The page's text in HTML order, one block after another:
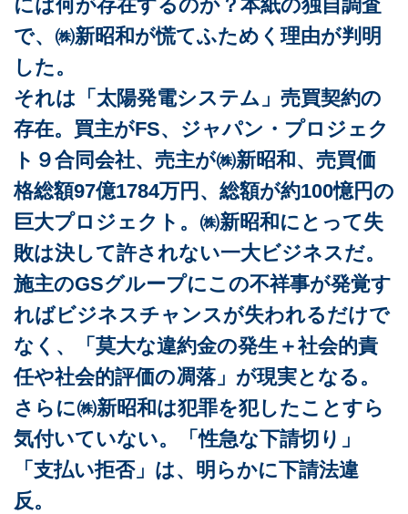
には何が存在するのか？本紙の独自調査
で、㈱新昭和が慌てふためく理由が判明
した。
それは「太陽発電システム」売買契約の
存在。買主がFS、ジャパン・プロジェク
ト９合同会社、売主が㈱新昭和、売買価
格総額97億1784万円、総額が約100憶円の
巨大プロジェクト。㈱新昭和にとって失
敗は決して許されない一大ビジネスだ。
施主のGSグループにこの不祥事が発覚す
ればビジネスチャンスが失われるだけで
なく、「莫大な違約金の発生＋社会的責
任や社会的評価の凋落」が現実となる。
さらに㈱新昭和は犯罪を犯したことすら
気付いていない。「性急な下請切り」
「支払い拒否」は、明らかに下請法違
反。